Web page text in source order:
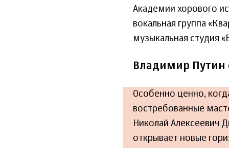
Академии хорового
вокальная группа
музыкальная студия
Владимир Путин
Особенно ценно,
востребованные
Николай Алексеевич
открывает новые